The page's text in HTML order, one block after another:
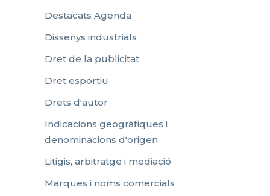
Destacats Agenda
Dissenys industrials
Dret de la publicitat
Dret esportiu
Drets d'autor
Indicacions geogràfiques i
denominacions d'origen
Litigis, arbitratge i mediació
Marques i noms comercials